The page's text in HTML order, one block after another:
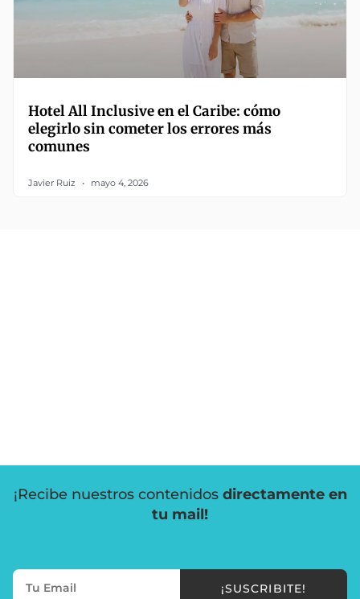
Hotel All Inclusive en el Caribe: cómo
elegirlo sin cometer los errores más
comunes
Javier Ruiz mayo 4, 2026
¡Recibe nuestros contenidos directamente en
tu mail!
¡SUSCRIBITE!